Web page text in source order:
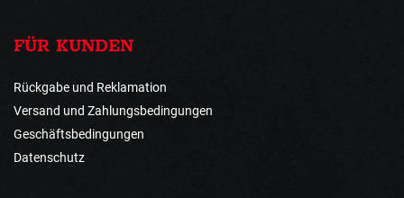
FÜR KUNDEN
Rückgabe und Reklamation
Versand und Zahlungsbedingungen
Geschäftsbedingungen
Datenschutz